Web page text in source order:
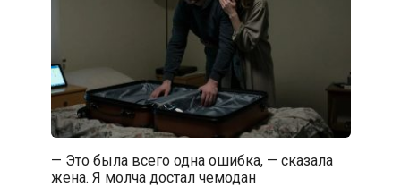
— Это была всего одна ошибка, — сказала
жена. Я молча достал чемодан